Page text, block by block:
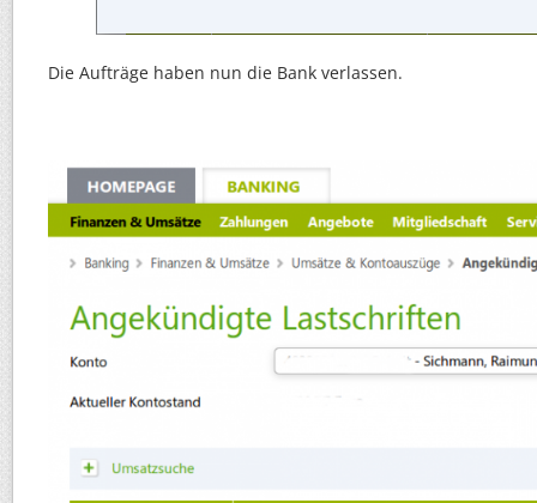
Die Aufträge haben nun die Bank verlassen.